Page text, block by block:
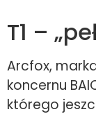
T1 –
Arcfox,
koncernu
którego